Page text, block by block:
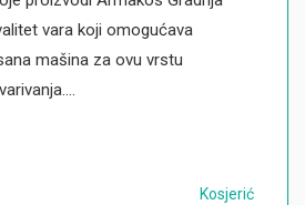
vara koji omogućava
mašina za ovu vrstu
Kosjerić